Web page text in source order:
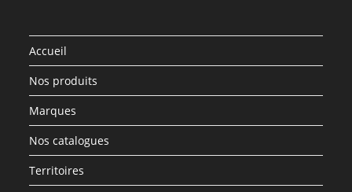
Accueil
Nos produits
Marques
Nos catalogues
Territoires